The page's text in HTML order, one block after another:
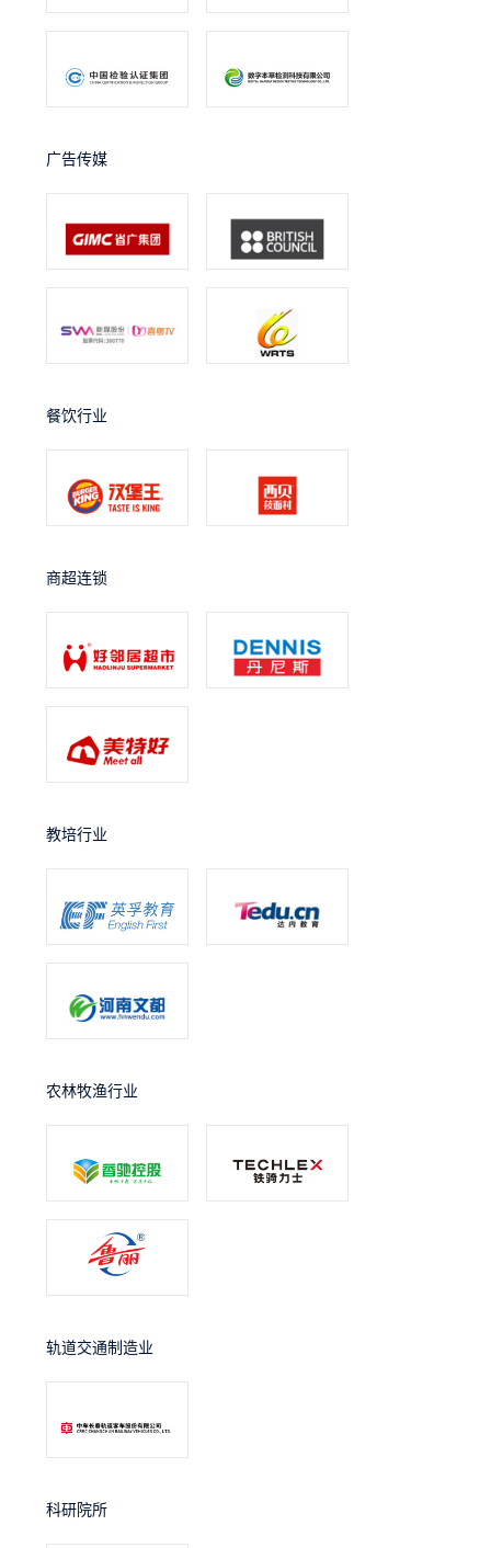
广告传媒
餐饮行业
商超连锁
教培行业
农林牧渔行业
轨道交通制造业
科研院所